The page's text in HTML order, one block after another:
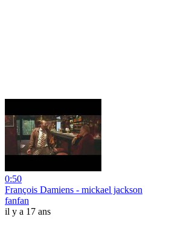
0:50
François Damiens - mickael jackson
fanfan
il y a 17 ans